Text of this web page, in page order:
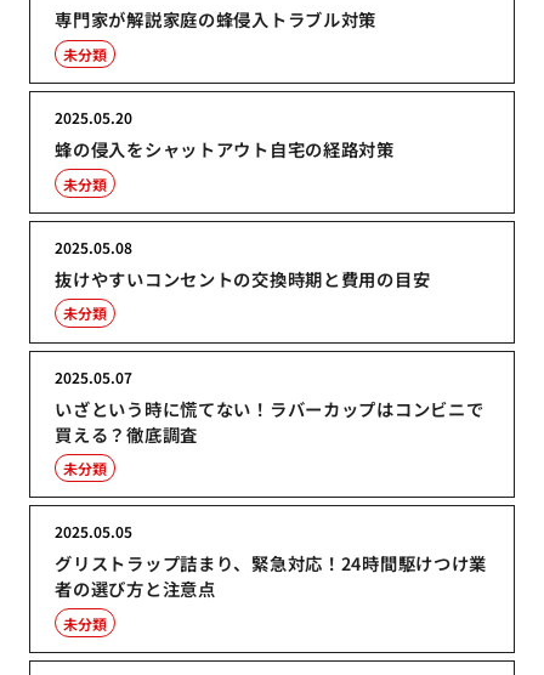
専門家が解説家庭の蜂侵入トラブル対策
未分類
蜂の侵入をシャットアウト自宅の経路対策
2025.05.20
未分類
抜けやすいコンセントの交換時期と費用の目安
2025.05.08
未分類
いざという時に慌てない！ラバーカップはコンビニで
買える？徹底調査
2025.05.07
未分類
グリストラップ詰まり、緊急対応！24時間駆けつけ業
者の選び方と注意点
2025.05.05
未分類